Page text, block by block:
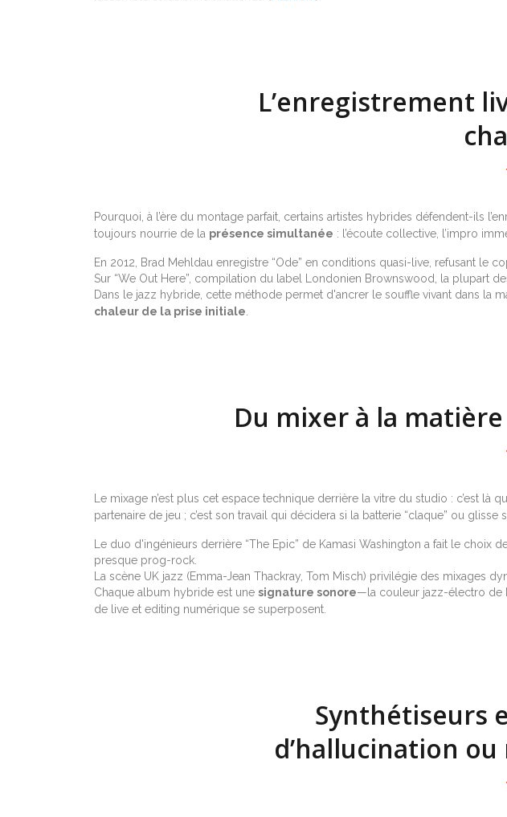
L’enregistrement
Pourquoi, à l’ère du montage parfait, certains artistes hybrides défendent-ils
toujours nourrie de la présence simultanée : l’écoute collective, l’impro
En 2012, Brad Mehldau enregistre “Ode” en conditions quasi-live, refusant le
Sur “We Out Here”, compilation du label Londonien Brownswood, la plupart
Dans le jazz hybride, cette méthode permet d'ancrer le souffle vivant dans la
chaleur de la prise initiale
Du mixer à la
Le mixage n’est plus cet espace technique derrière la vitre du studio : c’est
partenaire de jeu ; c’est son travail qui décidera si la batterie “claque” ou
Le duo d'ingénieurs derrière “The Epic” de Kamasi Washington a fait le choix
presque prog-rock.
La scène UK jazz (Emma-Jean Thackray, Tom Misch) privilégie des mixages
Chaque album hybride est une signature sonore—la couleur jazz-électro de
de live et editing numérique se superposent.
Synthétiseurs
d’hallucination